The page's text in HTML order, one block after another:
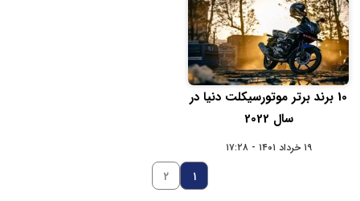
10 برند برتر موتورسیکلت دنیا در
سال 2022
۱۹ خرداد ۱۴۰۱ - ۱۷:۲۸
۱ ۲